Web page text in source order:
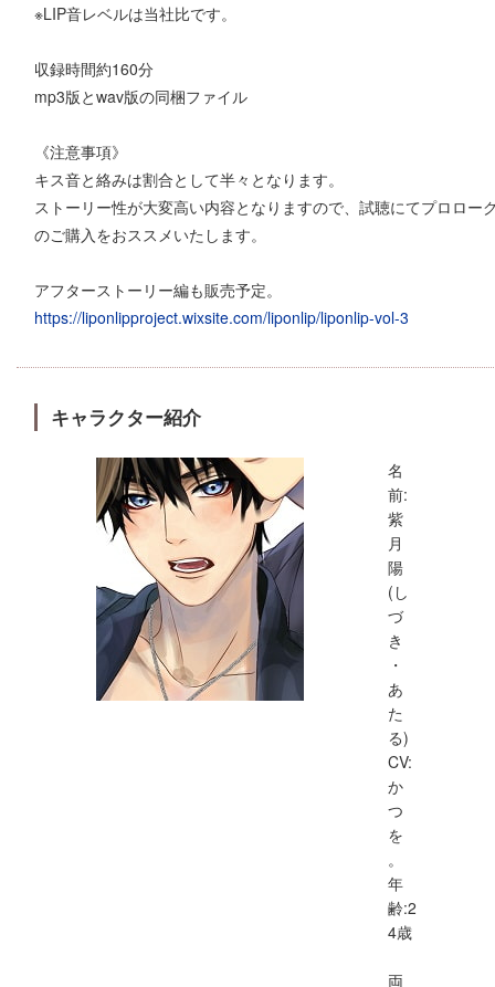
※LIP音レベルは当社比です。
収録時間約160分
mp3版とwav版の同梱ファイル
《注意事項》
キス音と絡みは割合として半々となります。
ストーリー性が大変高い内容となりますので、試聴にてプロロ
のご購入をおススメいたします。
アフターストーリー編も販売予定。
https://liponlipproject.wixsite.com/liponlip/liponlip-vol-3
キャラクター紹介
名
前:
紫
月
陽
(し
づ
き
・
あ
た
る)
CV:
か
つ
を
。
年
齢:2
4歳
両